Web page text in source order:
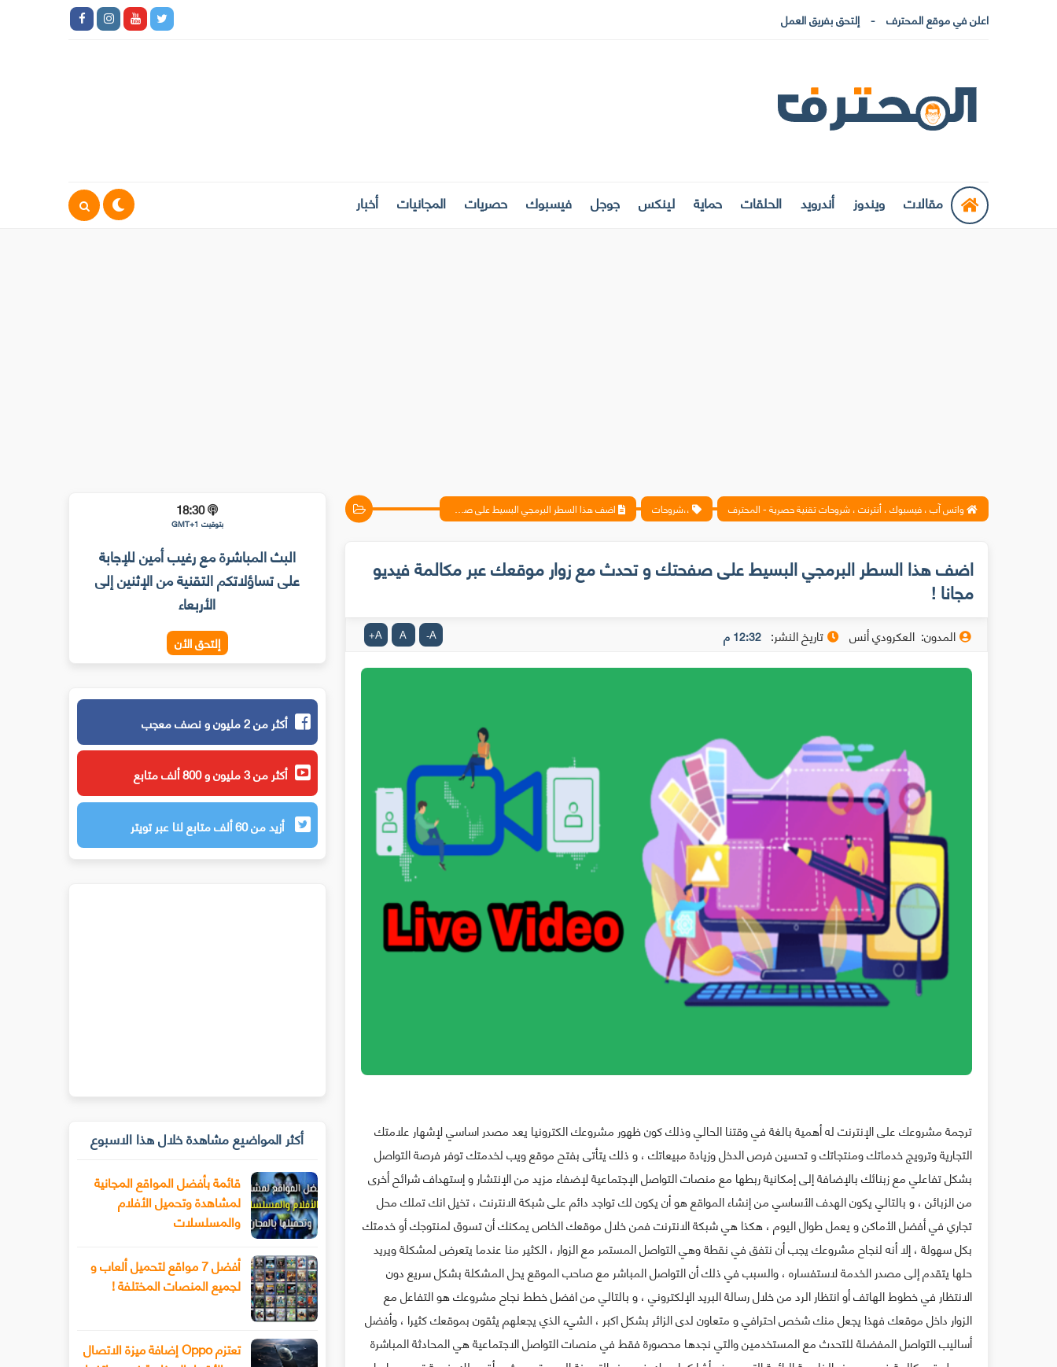
اعلن في موقع المحترف إلتحق بفريق العمل
مقالات ويندوز أندرويد الحلقات حماية لينكس جوجل فيسبوك حصريات المجانيات أخبار
واتس آب ، فيسبوك ، أنترنت ، شروحات تقنية حصرية - المحترف ،،شروحات اضف هذا السطر البرمجي البسيط على صفحتك و تحدث مع زوار موقعك عبر مكالمة فيديو مجانا !
اضف هذا السطر البرمجي البسيط على صفحتك و تحدث مع زوار موقعك عبر مكالمة فيديو
مجانا !
المدون: العكرودي أنس تاريخ النشر: 12:32 م A
-
A
A
+
ترجمة ﻣﺸﺮﻭﻋﻚ ﻋﻠﻰ ﺍﻹﻧﺘﺮﻧﺖ له ﺃﻫﻤﻴﺔ ﺑﺎﻟﻐﺔ ﻓﻲ وقتنا ﺍﻟﺤﺎﻟﻲ ﻭﺫﻟﻚ ﻛﻮﻥ ﻇﻬﻮﺭ ﻣﺸﺮﻭﻋﻚ ﺍﻟﻜﺘﺮﻭﻧﻴﺎ ﻳﻌﺪ ﻣﺼﺪﺭ ﺍﺳﺎﺳﻲ ﻹﺷﻬﺎﺭ ﻋﻼﻣﺘﻚ
ﺍﻟﺘﺠﺎﺭﻳﺔ ﻭﺗﺮﻭﻳﺞ ﺧﺪﻣﺎﺗﻚ ﻭﻣﻨﺘﺠﺎﺗﻚ ﻭ ﺗﺤﺴﻴﻦ ﻓﺮﺹ ﺍﻟﺪﺧﻞ ﻭﺯﻳﺎﺩﺓ ﻣﺒﻴﻌﺎﺗﻚ ، و ذلك يتأتى بفتح موقع ويب لخدمتك توفر فرصة ﺍﻟﺘﻮﺍﺻﻞ
ﺑﺸﻜﻞ ﺗﻔﺎﻋﻠﻲ ﻣﻊ زبنائك ﺑﺎﻹﺿﺎﻓﺔ ﺇﻟﻰ ﺇﻣﻜﺎﻧﻴﺔ ربطها مع منصات ﺍﻟﺘﻮﺍﺻﻞ الإجتماعية ﻹﺿﻔﺎﺀ ﻣﺰﻳﺪ ﻣﻦ ﺍﻹﻧﺘﺸﺎﺭ و إستهداف ﺷﺮﺍﺋﺢ ﺃﺧﺮﻯ
ﻣﻦ ﺍﻟﺰﺑﺎﺋﻦ ، و بالتالي يكون ﺍﻟﻬﺪﻑ ﺍﻷﺳﺎﺳﻲ ﻣﻦ ﺇﻧﺸﺎﺀ المواقع ﻫﻮ ﺃﻥ ﻳﻜﻮﻥ ﻟﻚ ﺗﻮﺍﺟﺪ ﺩﺍﺋﻢ على ﺷﺒﻜﺔ ﺍﻻﻧﺘﺮﻧﺖ ، ﺗﺨﻴﻞ ﺍﻧﻚ ﺗﻤﻠﻚ ﻣﺤﻞ
ﺗﺠﺎﺭﻱ ﻓﻲ ﺃﻓﻀﻞ ﺍﻷﻣﺎﻛﻦ ﻭ ﻳﻌﻤﻞ ﻃﻮﺍﻝ ﺍﻟﻴﻮﻡ ، ﻫﻜﺬﺍ ﻫﻲ ﺷﺒﻜﺔ ﺍﻻﻧﺘﺮﻧﺖ ﻓﻤﻦ ﺧﻼﻝ موقعك الخاص يمكنك ﺃﻥ ﺗﺴﻮﻕ لمنتوجك ﺃﻭ ﺧﺪﻣﺘﻚ
ﺑﻜﻞ ﺳﻬﻮﻟﺔ ، إلا أنه لنجاح مشروعك يجب أن نتفق في نقطة وهي التواصل المستمر مع الزوار ، اﻟﻜﺜﻴﺮ منا ﻋﻨﺪﻣﺎ ﻳﺘﻌﺮﺽ ﻟﻤﺸﻜﻠﺔ ﻭﻳﺮﻳﺪ
حلها يتقدم إلى مصدر الخدمة لاستفساره ، وﺍﻟﺴﺒﺐ في ذلك ﺃﻥ ﺍﻟﺘﻮﺍﺻﻞ ﺍﻟﻤﺒﺎﺷﺮ مع صاحب الموقع ﻳﺤﻞ ﺍﻟﻤﺸﻜﻠﺔ ﺑﺸﻜﻞ ﺳﺮﻳﻊ ﺩﻭﻥ
ﺍﻻﻧﺘﻈﺎﺭ ﻓﻲ ﺧﻄﻮﻁ ﺍﻟﻬﺎﺗﻒ ﺃﻭ ﺍﻧﺘﻈﺎﺭ ﺍﻟﺮﺩ ﻣﻦ ﺧﻼﻝ رسالة ﺍﻟﺒﺮﻳﺪ ﺍﻹﻟﻜﺘﺮﻭﻧﻲ ، و بالتالي ﻣﻦ ﺍﻓﻀﻞ ﺧﻄﻂ ﻧﺠﺎﺡ مشروعك ﻫﻮ ﺍﻟﺘﻔﺎﻋﻞ ﻣﻊ
ﺍﻟﺰﻭﺍﺭ ﺩﺍﺧﻞ ﻣﻮﻗﻌﻚ ﻓﻬﺬﺍ ﻳﺠﻌﻞ ﻣﻨﻚ ﺷﺨﺺ ﺍﺣﺘﺮﺍﻓﻲ ﻭ ﻣﺘﻌﺎﻭﻥ لدى الزائر ﺑﺸﻜﻞ ﺍﻛﺒﺮ ، الشيء الذي يجعلهم يثقون بموقعك ﻛﺜﻴﺮﺍ ، ﻭﺃﻓﻀﻞ
أساليب التواصل المفضلة للتحدث ﻣﻊ ﺍﻟﻤﺴﺘﺨﺪﻣﻴﻦ ﻭﺍﻟﺘﻲ نجدها محصورة فقط في منصات التواصل الاجتماعية ﻫﻲ ﺍﻟﻤﺤﺎﺩﺛﺔ ﺍﻟﻤﺒﺎﺷﺮﺓ
18:30
بتوقيت GMT+1
البث المباشرة مع رغيب أمين للإجابة
على تساؤلاتكم التقنية من الإثنين إلى
الأربعاء
إلتحق الأن
أكثر من 2 مليون و نصف معجب
أكثر من 3 مليون و 800 ألف متابع
أزيد من 60 ألف متابع لنا عبر تويتر
أكثر المواضيع مشاهدة خلال هذا الاسبوع
قائمة بأفضل المواقع المجانية
لمشاهدة وتحميل الأفلام
والمسلسلات
أفضل 7 مواقع لتحميل ألعاب و
لجميع المنصات المختلفة !
تعتزم Oppo إضافة ميزة الاتصال